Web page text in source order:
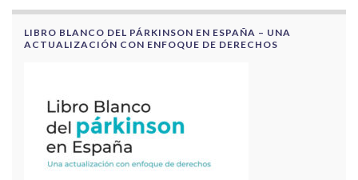
LIBRO BLANCO DEL PÁRKINSON EN ESPAÑA – UNA
ACTUALIZACIÓN CON ENFOQUE DE DERECHOS